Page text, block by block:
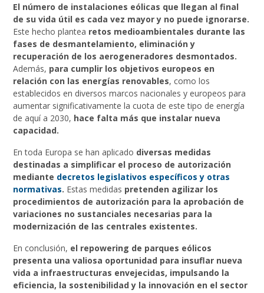
El número de instalaciones eólicas que llegan al final
de su vida útil es cada vez mayor y no puede ignorarse.
Este hecho plantea retos medioambientales durante las
fases de desmantelamiento, eliminación y
recuperación de los aerogeneradores desmontados.
Además, para cumplir los objetivos europeos en
relación con las energías renovables, como los
establecidos en diversos marcos nacionales y europeos para
aumentar significativamente la cuota de este tipo de energía
de aquí a 2030, hace falta más que instalar nueva
capacidad.
En toda Europa se han aplicado diversas medidas
destinadas a simplificar el proceso de autorización
mediante decretos legislativos específicos y otras
normativas. Estas medidas pretenden agilizar los
procedimientos de autorización para la aprobación de
variaciones no sustanciales necesarias para la
modernización de las centrales existentes.
En conclusión, el repowering de parques eólicos
presenta una valiosa oportunidad para insuflar nueva
vida a infraestructuras envejecidas, impulsando la
eficiencia, la sostenibilidad y la innovación en el sector